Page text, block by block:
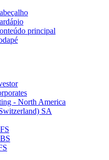
principal
- North America
SA